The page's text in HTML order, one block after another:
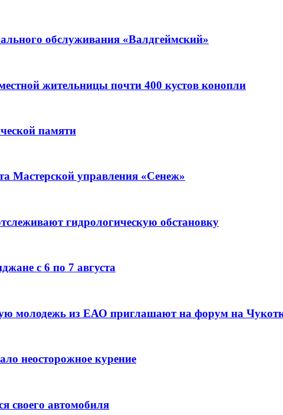
обслуживания «Валдгеймский»
жительницы почти 400 кустов конопли
памяти
Мастерской управления «Сенеж»
гидрологическую обстановку
с 6 по 7 августа
молодежь из ЕАО приглашают на форум на
неосторожное курение
своего автомобиля